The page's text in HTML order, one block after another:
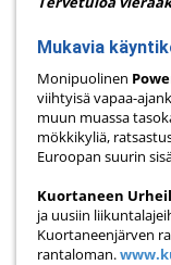
Mukavia
Monipuolinen
viihtyisä vapaa-
muun muassa
mökkikyliä,
Euroopan suurin
Kuortaneen
ja uusiin
Kuortaneenjärven
rantaloman.